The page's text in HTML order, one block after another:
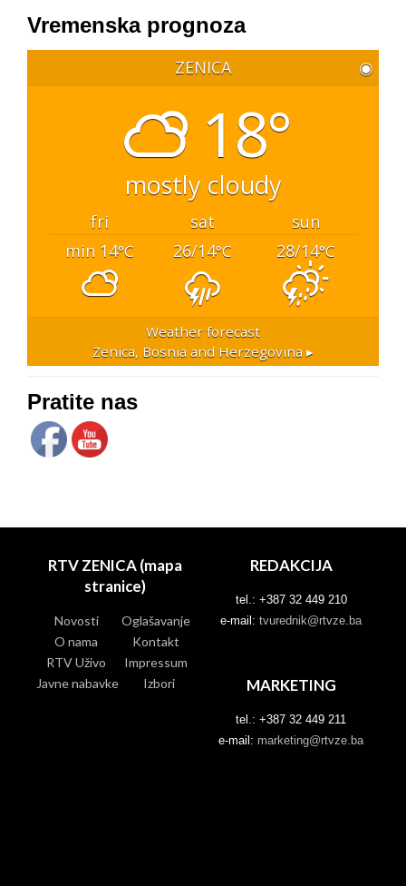
Vremenska prognoza
ZENICA ◉
18°
mostly cloudy
fri sat
sun
min 14°C 26/14°C 28/14°C
Weather forecast
Zenica, Bosnia and Herzegovina ▸
Pratite nas
RTV ZENICA (mapa
stranice)
Novosti
Oglašavanje
O nama
Kontakt
RTV Uživo
Impressum
Javne nabavke
Izbori
REDAKCIJA
tel.: +387 32 449 210
e-mail: tvurednik@rtvze.ba
MARKETING
tel.: +387 32 449 211
e-mail: marketing@rtvze.ba